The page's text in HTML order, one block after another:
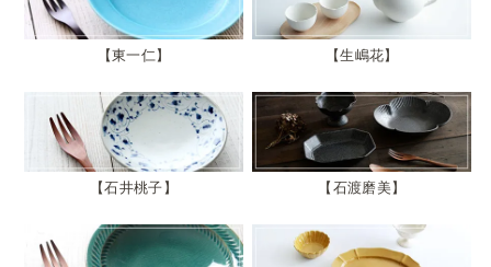
東一仁 生嶋花
石井桃子 石渡磨美